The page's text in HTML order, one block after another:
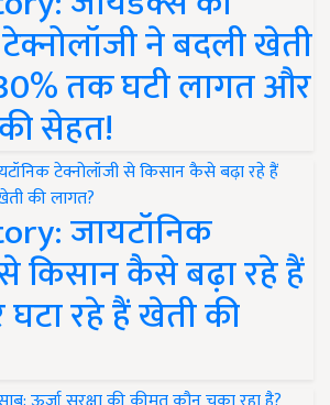
ने बदली खेती
तक घटी लागत और
की सेहत!
जायटॉनिक
किसान कैसे बढ़ा रहे हैं
रहे हैं खेती की